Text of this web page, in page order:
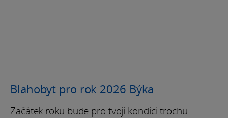
Blahobyt pro rok 2026 Býka
Začátek roku bude pro tvoji kondici trochu